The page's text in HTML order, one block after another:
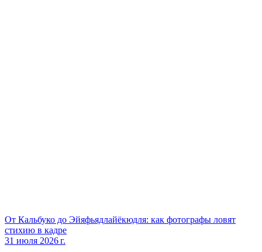
От Кальбуко до Эйяфьядлайёкюдля: как фотографы ловят
стихию в кадре
31 июля 2026 г.